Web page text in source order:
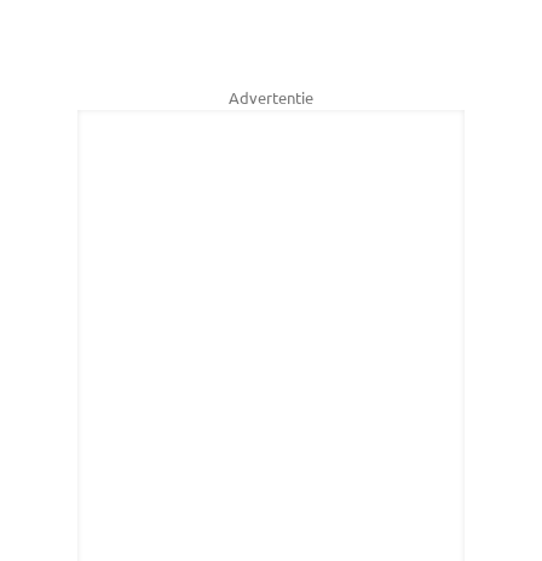
Advertentie